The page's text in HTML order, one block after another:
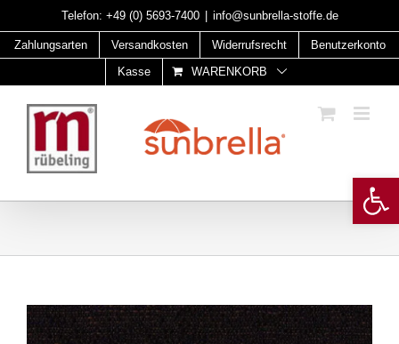
to
content
Telefon: +49 (0) 5693-7400 info@sunbrella-stoffe.de
Zahlungsarten Versandkosten Widerrufsrecht
Benutzerkonto
Kasse
WARENKORB